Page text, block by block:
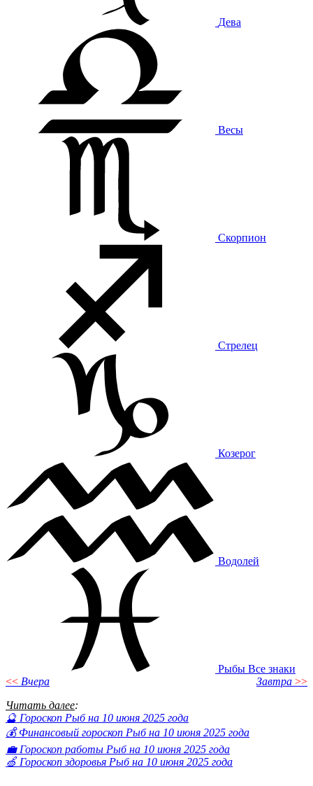
Дева
Весы
Скорпион
Стрелец
Козерог
Водолей
Рыбы Все знаки
<< Вчера Завтра >>
Читать далее:
🔮 Гороскоп Рыб на 10 июня 2025 года
💰 Финансовый гороскоп Рыб на 10 июня 2025 года
💼 Гороскоп работы Рыб на 10 июня 2025 года
🍏 Гороскоп здоровья Рыб на 10 июня 2025 года